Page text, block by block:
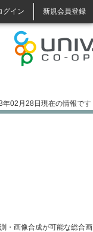
グイン 新規会員登録
年02月28日現在の情報です
・画像合成が可能な総合画